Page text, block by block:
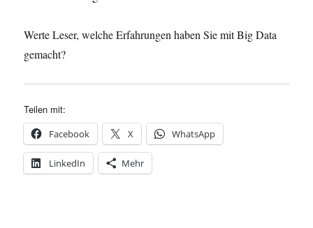
Werte Leser, welche Erfahrungen haben Sie mit Big Data
gemacht?
Teilen mit:
Facebook X WhatsApp
LinkedIn Mehr